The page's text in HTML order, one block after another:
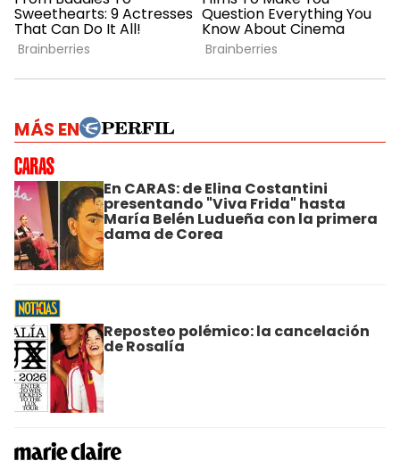
MÁS EN
En CARAS: de Elina Costantini
presentando "Viva Frida" hasta
María Belén Ludueña con la primera
dama de Corea
Reposteo polémico: la cancelación
de Rosalía